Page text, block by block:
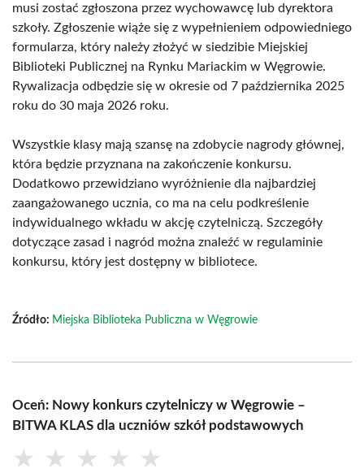
musi zostać zgłoszona przez wychowawcę lub dyrektora
szkoły. Zgłoszenie wiąże się z wypełnieniem odpowiedniego
formularza, który należy złożyć w siedzibie Miejskiej
Biblioteki Publicznej na Rynku Mariackim w Węgrowie.
Rywalizacja odbędzie się w okresie od 7 października 2025
roku do 30 maja 2026 roku.
Wszystkie klasy mają szansę na zdobycie nagrody głównej,
która będzie przyznana na zakończenie konkursu.
Dodatkowo przewidziano wyróżnienie dla najbardziej
zaangażowanego ucznia, co ma na celu podkreślenie
indywidualnego wkładu w akcję czytelniczą. Szczegóły
dotyczące zasad i nagród można znaleźć w regulaminie
konkursu, który jest dostępny w bibliotece.
Źródło: Miejska Biblioteka Publiczna w Węgrowie
Oceń: Nowy konkurs czytelniczy w Węgrowie –
BITWA KLAS dla uczniów szkół podstawowych
★ ★ ★ ★ ★